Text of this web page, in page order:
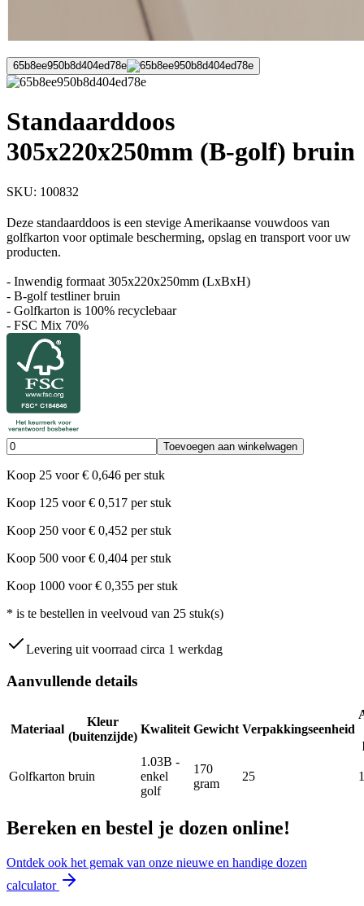
65b8ee950b8d404ed78e
Standaarddoos
305x220x250mm (B-golf) bruin
SKU: 100832
Deze standaarddoos is een stevige Amerikaanse vouwdoos van
golfkarton voor optimale bescherming, opslag en transport voor uw
producten.
- Inwendig formaat 305x220x250mm (LxBxH)
- B-golf testliner bruin
- Golfkarton is 100% recyclebaar
- FSC Mix 70%
Toevoegen aan winkelwagen
Koop 25 voor € 0,646 per stuk
Koop 125 voor € 0,517 per stuk
Koop 250 voor € 0,452 per stuk
Koop 500 voor € 0,404 per stuk
Koop 1000 voor € 0,355 per stuk
* is te bestellen in veelvoud van 25 stuk(s)
Levering uit voorraad circa 1 werkdag
Aanvullende details
Materiaal
Kleur
(buitenzijde)
Kwaliteit Gewicht Verpakkingseenheid
Golfkarton bruin
1.03B -
enkel
golf
170
gram
25
Bereken en bestel je dozen online!
Ontdek ook het gemak van onze nieuwe en handige dozen
calculator